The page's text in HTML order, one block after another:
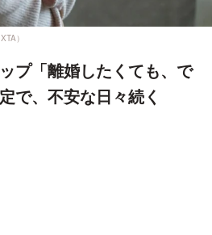
）
プ「離婚したくても、で
で、不安な日々続く